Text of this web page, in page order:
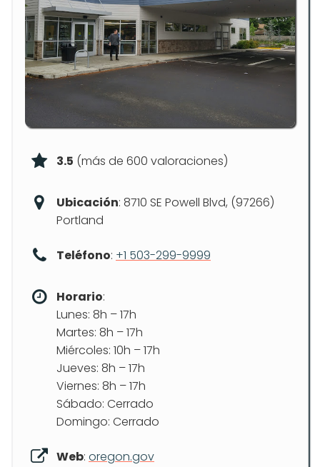
3.5 (más de 600 valoraciones)
Ubicación: 8710 SE Powell Blvd, (97266)
Portland
Teléfono: +1 503-299-9999
Horario:
Lunes: 8h – 17h
Martes: 8h – 17h
Miércoles: 10h – 17h
Jueves: 8h – 17h
Viernes: 8h – 17h
Sábado: Cerrado
Domingo: Cerrado
Web: oregon.gov